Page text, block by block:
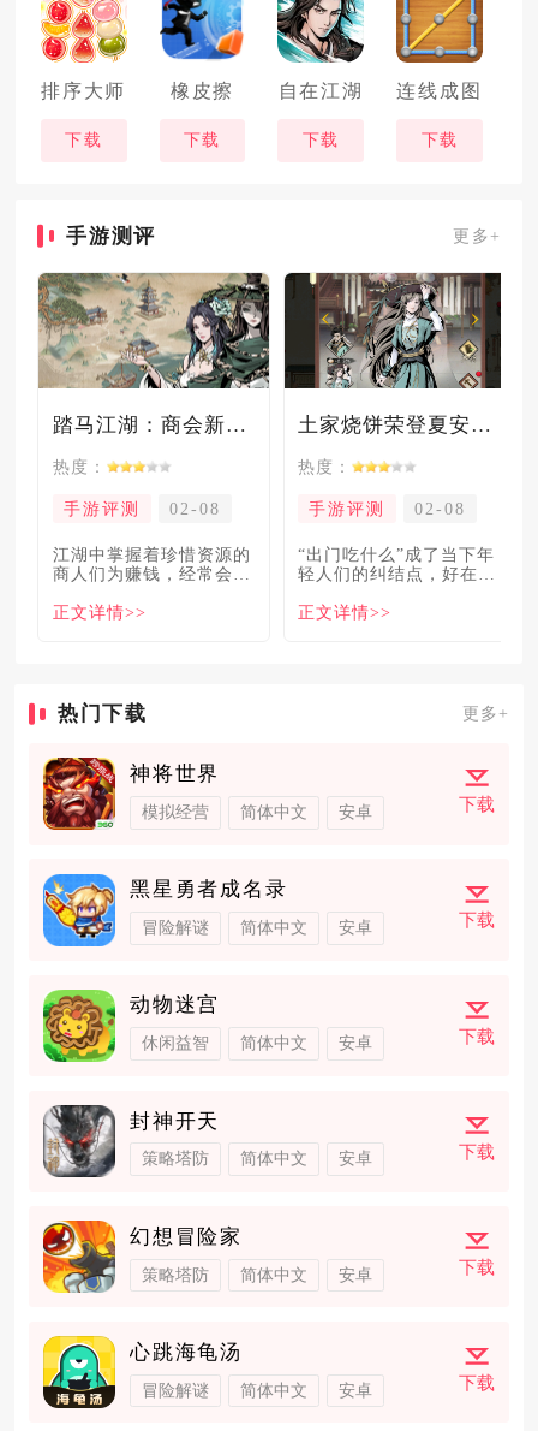
排序大师
下载
橡皮擦
下载
自在江湖
下载
连线成图
下载
手游测评 更多+
踏马江湖：商会新玩法坑惨奸商，拼多多砍一砍洗脑夏安！
热度：
手游评测 02-08
​江湖中掌握着珍惜资源的
商人们为赚钱，经常会让
倍，
正文详情>>
土家烧饼荣登夏安必吃榜？烧饼西施摇身成流量网红！
热度：
手游评测 02-08
“出门吃什么”成了当下年
轻人们的纠结点，好在美
解
正文详情>>
热门下载 更多+
神将世界
模拟经营 简体中文 安卓 下载
黑星勇者成名录
冒险解谜 简体中文 安卓 下载
动物迷宫
休闲益智 简体中文 安卓 下载
封神开天
策略塔防 简体中文 安卓 下载
幻想冒险家
策略塔防 简体中文 安卓 下载
心跳海龟汤
冒险解谜 简体中文 安卓 下载